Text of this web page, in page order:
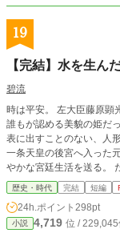
19
【完結】水を生ん
碧流
時は平安。 左大臣藤原顕光と村上天皇皇女・盛子内親王を両親に持つ元子は、
誰もが認める美貌の姫だ
表に出すことのない、人形のような娘
一条天皇の後宮へ入った
やかな宮廷生活を送る。 だがある日、元子は「帝の御子を身ごもった」と信じ
るようになる。 周囲が戸
て訪れた出産の日。 生まれた
だ妃」と語り継がれた藤
当代随一の問題児と呼ば
歴史・時代 完結 短編
24h.ポイント 298pt
小説 4,719 位 /